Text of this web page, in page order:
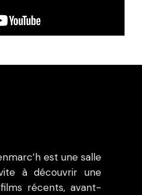
est une salle
à découvrir une
récents, avant-